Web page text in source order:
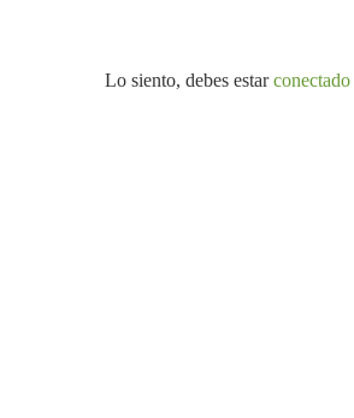
Lo siento, debes estarconectado